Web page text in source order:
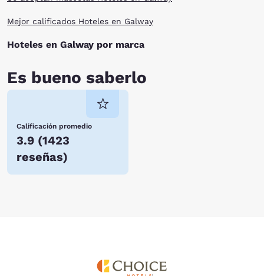
Mejor calificados Hoteles en Galway
Hoteles en Galway por marca
Es bueno saberlo
Calificación promedio
3.9 (1423
reseñas)